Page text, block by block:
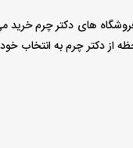
های دکتر چرم خرید
از دکتر چرم به انتخاب